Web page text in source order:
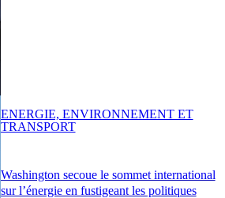
Washington secoue le sommet international
sur l’énergie en fustigeant les politiques
ENERGIE, ENVIRONNEMENT ET
TRANSPORT